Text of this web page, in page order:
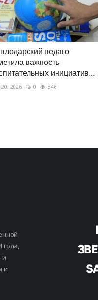
педагог
важность
инициатив...
2026 0 346
года,
и
и